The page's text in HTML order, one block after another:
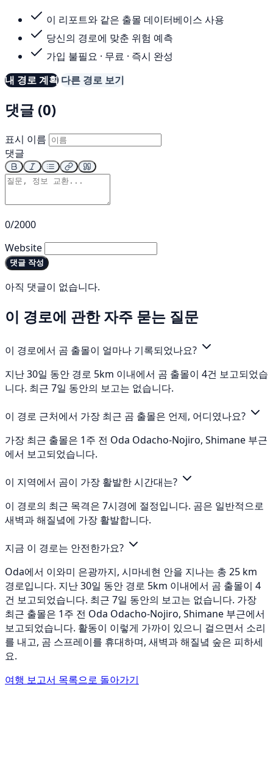
이 리포트와 같은 출몰 데이터베이스 사용
당신의 경로에 맞춘 위험 예측
가입 불필요 · 무료 · 즉시 완성
내 경로 계획 다른 경로 보기
댓글 (0)
표시 이름
댓글
0/2000
Website
댓글 작성
아직 댓글이 없습니다.
이 경로에 관한 자주 묻는 질문
이 경로에서 곰 출몰이 얼마나 기록되었나요?
지난 30일 동안 경로 5km 이내에서 곰 출몰이 4건 보고되었습
니다. 최근 7일 동안의 보고는 없습니다.
이 경로 근처에서 가장 최근 곰 출몰은 언제, 어디였나요?
가장 최근 출몰은 1주 전 Oda Odacho-Nojiro, Shimane 부근
에서 보고되었습니다.
이 지역에서 곰이 가장 활발한 시간대는?
이 경로의 최근 목격은 7시경에 절정입니다. 곰은 일반적으로
새벽과 해질녘에 가장 활발합니다.
지금 이 경로는 안전한가요?
Oda에서 이와미 은광까지, 시마네현 안을 지나는 총 25 km
경로입니다. 지난 30일 동안 경로 5km 이내에서 곰 출몰이 4
건 보고되었습니다. 최근 7일 동안의 보고는 없습니다. 가장
최근 출몰은 1주 전 Oda Odacho-Nojiro, Shimane 부근에서
보고되었습니다. 활동이 이렇게 가까이 있으니 걸으면서 소리
를 내고, 곰 스프레이를 휴대하며, 새벽과 해질녘 숲은 피하세
요.
여행 보고서 목록으로 돌아가기